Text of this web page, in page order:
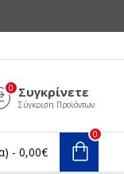
Συγκρίνετε
Σύγκριση Προϊόντων
0
- 0,00€
0